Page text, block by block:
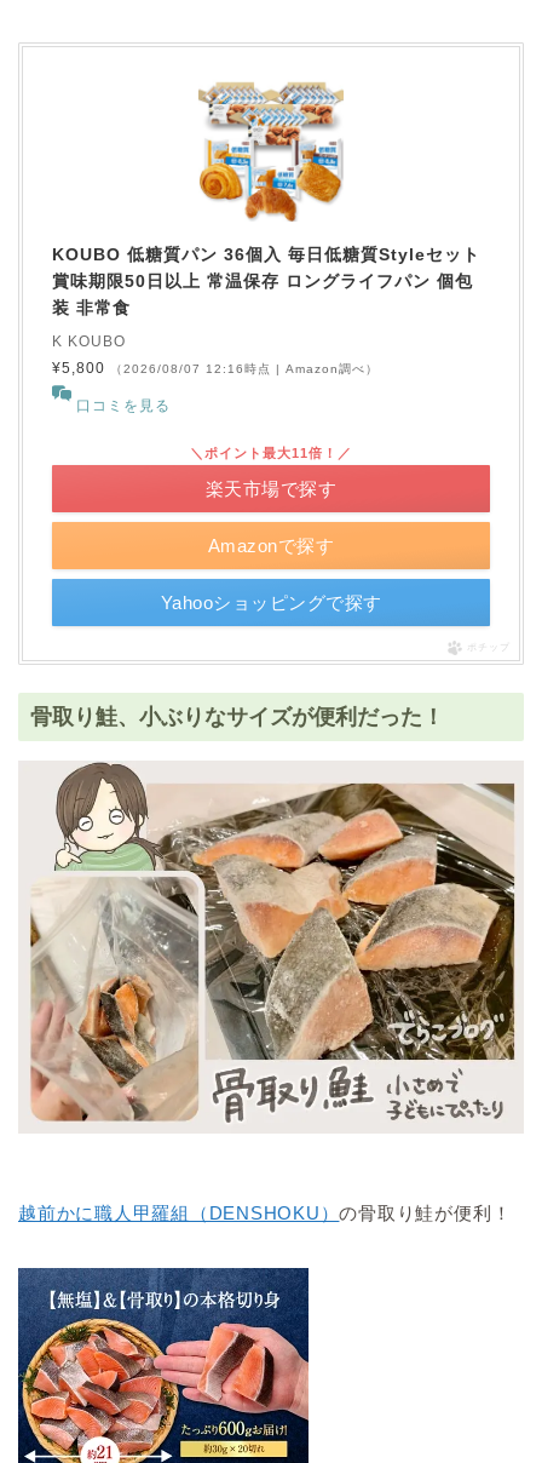
KOUBO 低糖質パン 36個入 毎日低糖質Styleセット
賞味期限50日以上 常温保存 ロングライフパン 個包
装 非常食
K KOUBO
¥5,800
（2026/08/07 12:16時点 | Amazon調べ）
口コミを見る
Amazonで探す
＼ポイント最大11倍！／
楽天市場で探す
Yahooショッピングで探す
ポチップ
骨取り鮭、小ぶりなサイズが便利だった！
越前かに職人甲羅組（DENSHOKU）の骨取り鮭が便利！